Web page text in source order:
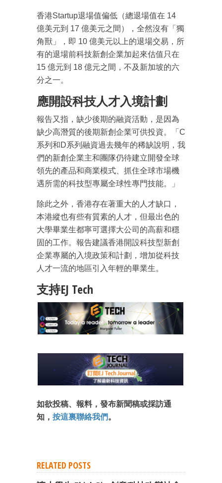
香港Startup退場值偏低（總退場值在 14
億美元到 17 億美元之間），全然沒有「獨
角獸」，即 10 億美元以上的退場交易，所
有的退場前科技新創企業加起來估值只在
15 億元到 18 億元之間，不及新加坡的六
分之一。
應開設科技人才入境計劃
報告又指，缺少後期的融資活動，是因為
缺少高潛質的後期新創企業可供投資。「C
系列和D系列融資過去幾年的稀缺說明，我
們的新創企業主和團隊仍待建立開發全球
領先的產品和商業模式、抓住全球市場機
遇所需的科技型專屬全球性專門技能。」
除此之外，香港存在著重大的人才缺口，
本港縱也有些有質素的人才，但最出色的
大學畢業生都寧可選擇大公司的高薪和穩
固的工作。報告建議香港開設科技型新創
企業專屬的入境政策和計劃，增加從科技
人才一流的地區引入年輕的畢業生。
支持EJ Tech
如欲投稿、報料，發布新聞稿或採訪通
知， 按這裏聯絡我們。
RELATED POSTS